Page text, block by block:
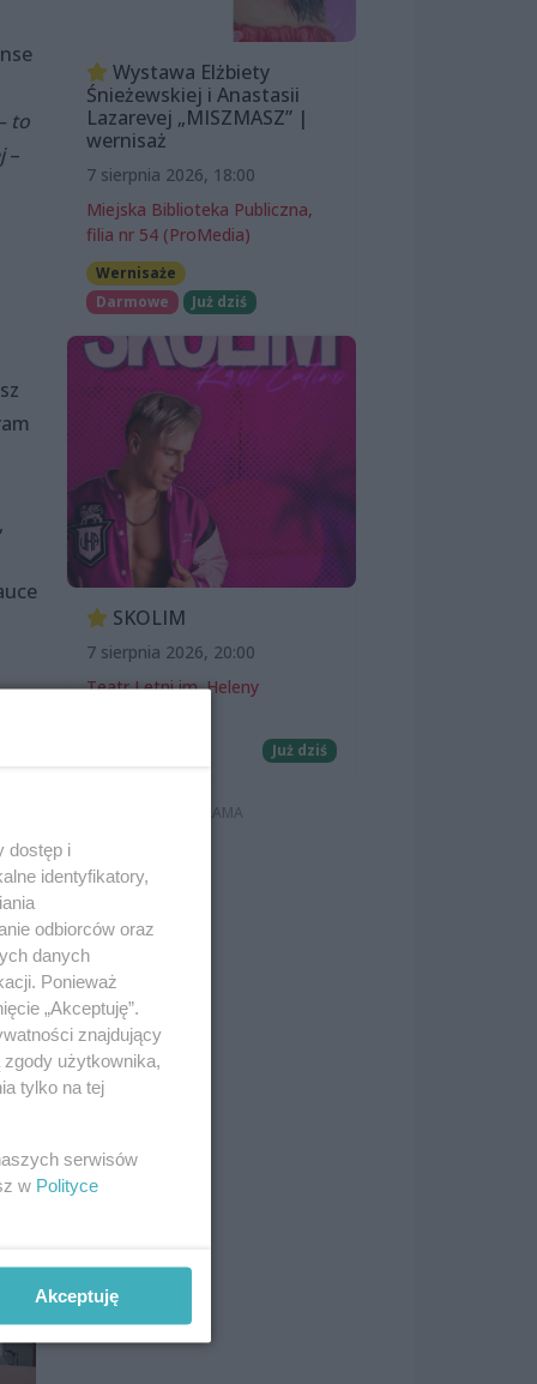
to
–
Wystawa Elżbiety
Śnieżewskiej i Anastasii
Lazarevej „MISZMASZ” |
wernisaż
7 sierpnia 2026, 18:00
Miejska Biblioteka Publiczna,
filia nr 54 (ProMedia)
Wernisaże
Darmowe
Już dziś
SKOLIM
7 sierpnia 2026, 20:00
Teatr Letni im. Heleny
Już dziś
dostęp i
identyfikatory,
odbiorców oraz
danych
Ponieważ
„Akceptuję”.
znajdujący
użytkownika,
tylko na tej
serwisów
w Polityce
Akceptuję